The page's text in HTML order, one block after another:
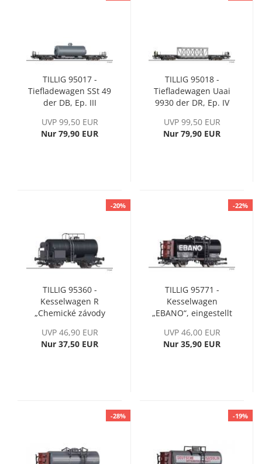
TILLIG 95017 -
Tiefladewagen SSt 49
der DB, Ep. III
UVP 99,50 EUR
Nur 79,90 EUR
TILLIG 95018 -
Tiefladewagen Uaai
9930 der DR, Ep. IV
UVP 99,50 EUR
Nur 79,90 EUR
-20%
TILLIG 95360 -
Kesselwagen R
„Chemické závody
UVP 46,90 EUR
Nur 37,50 EUR
-22%
TILLIG 95771 -
Kesselwagen
„EBANO“, eingestellt
UVP 46,00 EUR
Nur 35,90 EUR
-28% -19%